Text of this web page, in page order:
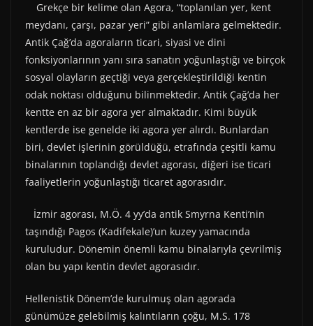
Grekçe bir kelime olan Agora, “toplanılan yer, kent
meydanı, çarşı, pazar yeri” gibi anlamlara gelmektedir.
Antik Çağ’da agoraların ticari, siyasi ve dini
fonksiyonlarının yanı sıra sanatın yoğunlaştığı ve birçok
sosyal olayların geçtiği veya gerçekleştirildiği kentin
odak noktası olduğunu bilinmektedir. Antik Çağ’da her
kentte en az bir agora yer almaktadır. Kimi büyük
kentlerde ise genelde iki agora yer alırdı. Bunlardan
biri, devlet işlerinin görüldüğü, etrafında çeşitli kamu
binalarının toplandığı devlet agorası, diğeri ise ticari
faaliyetlerin yoğunlaştığı ticaret agorasıdır.
İzmir agorası, M.Ö. 4 yy’da antik Smyrna Kenti’nin
taşındığı Pagos (Kadifekale)’un kuzey yamacında
kuruludur. Dönemin önemli kamu binalarıyla çevrilmiş
olan bu yapı kentin devlet agorasıdır.
Hellenistik Dönem’de kurulmuş olan agorada
günümüze gelebilmiş kalıntıların çoğu, M.S. 178